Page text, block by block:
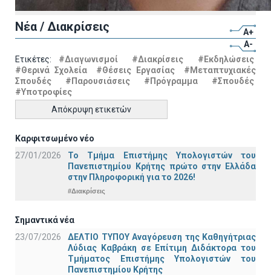
Νέα / Διακρίσεις
A+
A-
Ετικέτες: #Διαγωνισμοί #Διακρίσεις
#Εκδηλώσεις
#Θερινά Σχολεία
#Θέσεις Εργασίας
#Μεταπτυχιακές
Σπουδές
#Παρουσιάσεις #Πρόγραμμα
#Σπουδές
#Υποτροφίες
Απόκρυψη ετικετών
Καρφιτσωμένο νέο
27/01/2026
Το Τμήμα Επιστήμης Υπολογιστών του
Πανεπιστημίου Κρήτης πρώτο στην Ελλάδα
στην Πληροφορική για το 2026!
#Διακρίσεις
Σημαντικά νέα
23/07/2026
ΔΕΛΤΙΟ ΤΥΠΟΥ Αναγόρευση της Καθηγήτριας
Λύδιας Καβράκη σε Επίτιμη Διδάκτορα του
Τμήματος Επιστήμης Υπολογιστών του
Πανεπιστημίου Κρήτης